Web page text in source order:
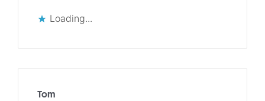
Loading...
Tom